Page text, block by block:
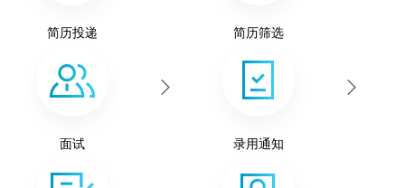
简历投递 简历筛选
面试 录用通知